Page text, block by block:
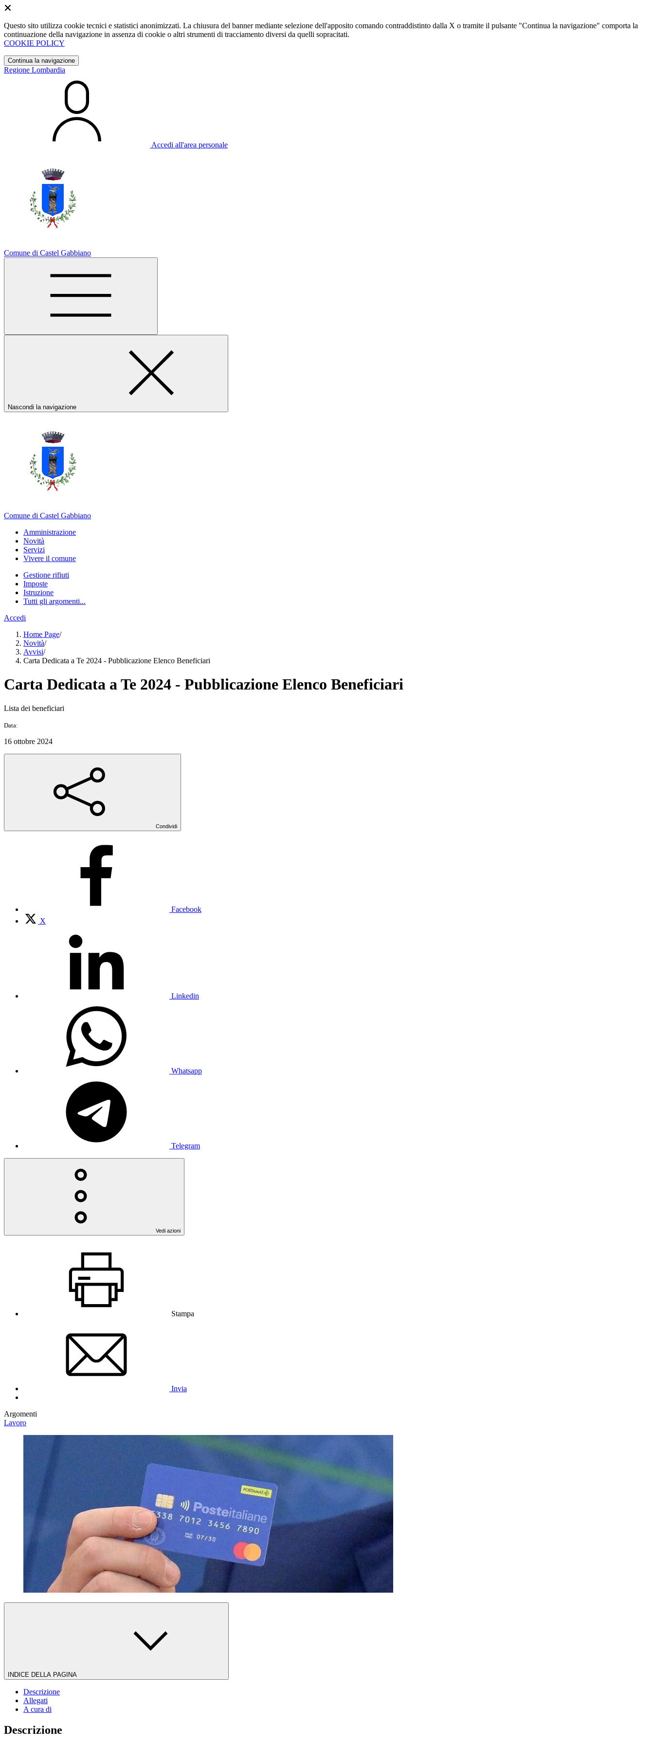
Questo sito utilizza cookie tecnici e statistici anonimizzati. La chiusura del banner mediante selezione dell'apposito comando contraddistinto dalla X o tramite il pulsante "Continua la navigazione" comporta la
continuazione della navigazione in assenza di cookie o altri strumenti di tracciamento diversi da quelli sopracitati.
COOKIE POLICY
Continua la navigazione
Regione Lombardia
Accedi all'area personale
Comune di Castel Gabbiano
Nascondi la navigazione
Comune di Castel Gabbiano
Amministrazione
Novità
Servizi
Vivere il comune
Gestione rifiuti
Imposte
Istruzione
Tutti gli argomenti...
Accedi
Home Page/
Novità/
Avvisi/
Carta Dedicata a Te 2024 - Pubblicazione Elenco Beneficiari
Carta Dedicata a Te 2024 - Pubblicazione Elenco Beneficiari
Lista dei beneficiari
Data:
16 ottobre 2024
Condividi
Facebook
X
Linkedin
Whatsapp
Telegram
Vedi azioni
Stampa
Invia
Argomenti
Lavoro
INDICE DELLA PAGINA
Descrizione
Allegati
A cura di
Descrizione